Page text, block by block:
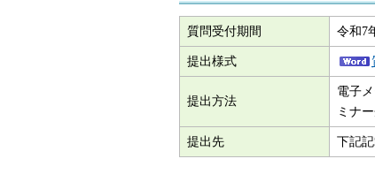
質問受付期間 令和7
提出様式
提出方法
電子
ミナ
提出先 下記